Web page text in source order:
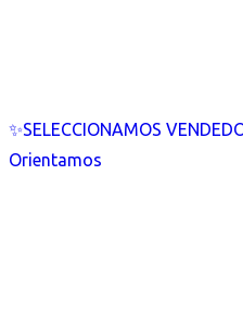
✨SELECCIONAMOS
Orientamos